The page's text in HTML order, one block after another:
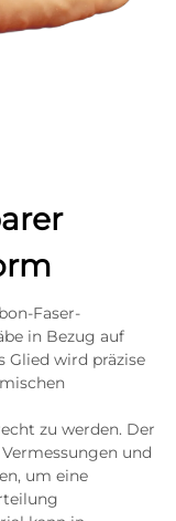
Faser-
in Bezug auf
Glied wird präzise
zu werden. Der
und
um eine